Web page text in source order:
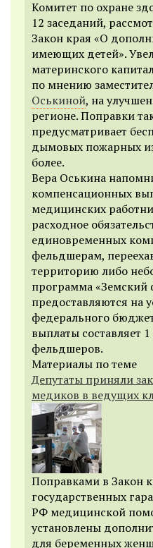
Комитет по охране
12 заседаний,
Закон края «О
имеющих детей».
материнского
по мнению
Оськиной, на
регионе. Поправки
предусматривает
дымовых пожарных
более.
Вера Оськина
компенсационных
медицинских
расходное
единовременных
фельдшерам,
территорию либо
программа «Земский
предоставляются на
федерального
выплаты составляет
фельдшеров.
Материалы по теме
Депутаты приняли
медиков в ведущих
Поправками в Закон
государственных
РФ медицинской
установлены
для беременных